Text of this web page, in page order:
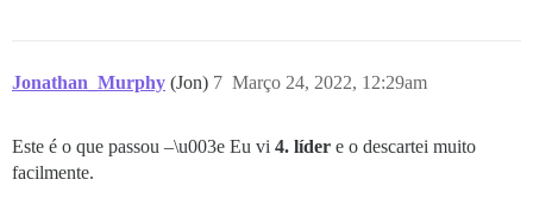
Jonathan_Murphy (Jon) Março 24, 2022, 12:29am
7
Este é o que passou –\u003e Eu vi 4. líder e o descartei muito
facilmente.